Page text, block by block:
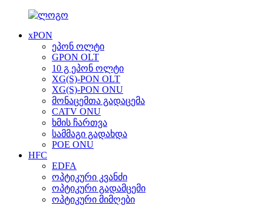
xPON
ეპონ ოლტი
GPON OLT
10 გ ეპონ ოლტი
XG(S)-PON OLT
XG(S)-PON ONU
მონაცემთა გადაცემა
CATV ONU
ხმის ჩართვა
სამმაგი გადახდა
POE ONU
HFC
EDFA
ოპტიკური კვანძი
ოპტიკური გადამცემი
ოპტიკური მიმღები